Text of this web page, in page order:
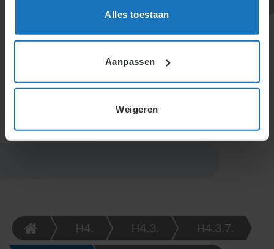
Alles toestaan
Aanpassen
Weigeren
doorgaans verdeeld via een meldingsformulier.
uitbetaling aan de ex-partner. Voor samenwonenden
tenzij zij speciale afspraken maken en de
pensioenuitvoerder hiermee instemt.
H4. H4.3. H4.3.7.